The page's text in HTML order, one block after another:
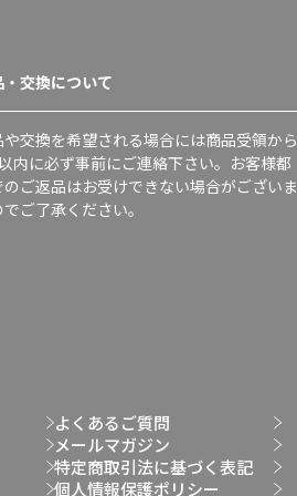
・交換について
や交換を希望される場合には商品受領から
内に必ず事前にご連絡下さい。お客様都
のご返品はお受けできない場合がございま
ご了承ください。
よくあるご質問
メールマガジン
特定商取引法に基づく表記
個人情報保護ポリシー